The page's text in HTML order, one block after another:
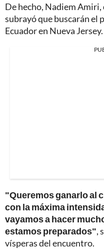
De hecho, Nadiem
subrayó que buscarán el
Ecuador en Nueva Jersey.
"Queremos ganarlo al
con la máxima
vayamos a hacer
estamos preparados",
vísperas del encuentro.